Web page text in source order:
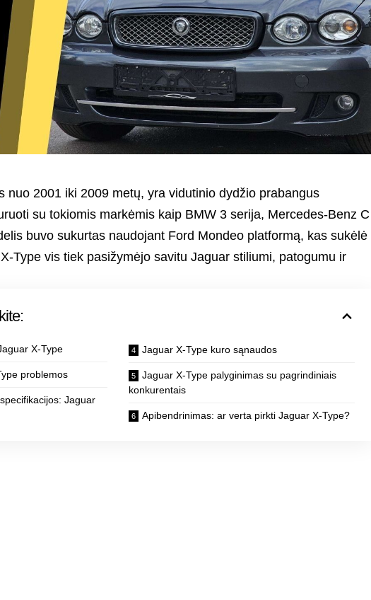
nuo 2001 iki 2009 metų, yra vidutinio dydžio prabangus
su tokiomis markėmis kaip BMW 3 serija, Mercedes-Benz C
buvo sukurtas naudojant Ford Mondeo platformą, kas sukėlė
Type vis tiek pasižymėjo savitu Jaguar stiliumi, patogumu ir
X-Type
problemos
Jaguar
Jaguar X-Type kuro sąnaudos
Jaguar X-Type palyginimas su pagrindiniais
konkurentais
Apibendrinimas: ar verta pirkti Jaguar X-Type?